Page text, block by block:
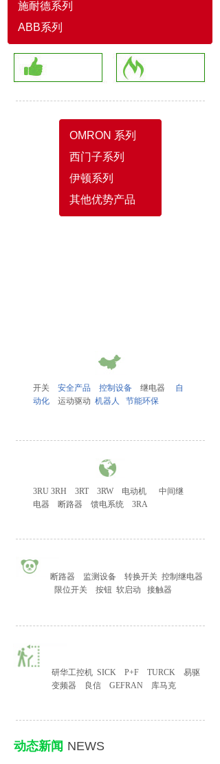
施耐德系列
ABB系列
OMRON 系列
西门子系列
伊顿系列
其他优势产品
开关 安全产品 控制设备 继电器
自
动化
运动驱动 机器人 节能环保
3RU 3RH 3RT 3RW 电动机
中间继
电器
断路器 馈电系统 3RA
断路器 监测设备 转换开关 控制继电器
限位开关
按钮 软启动 接触器
研华工控机 SICK P+F TURCK
易驱
变频器
良信 GEFRAN 库马克
动态新闻 NEWS